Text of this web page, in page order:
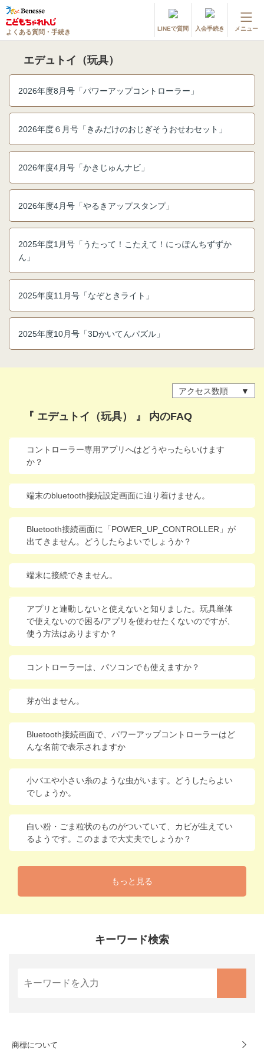
よくある質問・手続き LINEで質問 入会手続き メニュー
会員ページへログイン
よくある質問・お問い合わせ
カテゴリーから探す
お問い合わせ窓口
他の講座のよくある質問・手続きはこちら
進研ゼミ 小学講座
進研ゼミ 中学講座 中高一貫
エデュトイ（玩具）
2026年度8月号「パワーアップコントローラー」
2026年度６月号「きみだけのおじぎそうおせわセット」
2026年度4月号「かきじゅんナビ」
2026年度4月号「やるきアップスタンプ」
2025年度1月号「うたって！こたえて！にっぽんちずずか
ん」
2025年度11月号「なぞときライト」
2025年度10月号「3Dかいてんパズル」
アクセス数順
『 エデュトイ（玩具） 』 内のFAQ
コントローラー専用アプリへはどうやったらいけます
か？
端末のbluetooth接続設定画面に辿り着けません。
Bluetooth接続画面に「POWER_UP_CONTROLLER」が
出てきません。どうしたらよいでしょうか？
端末に接続できません。
アプリと連動しないと使えないと知りました。玩具単体
で使えないので困る/アプリを使わせたくないのですが、
使う方法はありますか？
コントローラーは、パソコンでも使えますか？
芽が出ません。
Bluetooth接続画面で、パワーアップコントローラーはど
んな名前で表示されますか
小バエや小さい糸のような虫がいます。どうしたらよい
でしょうか。
白い粉・ごま粒状のものがついていて、カビが生えてい
るようです。このままで大丈夫でしょうか？
もっと見る
キーワード検索
商標について